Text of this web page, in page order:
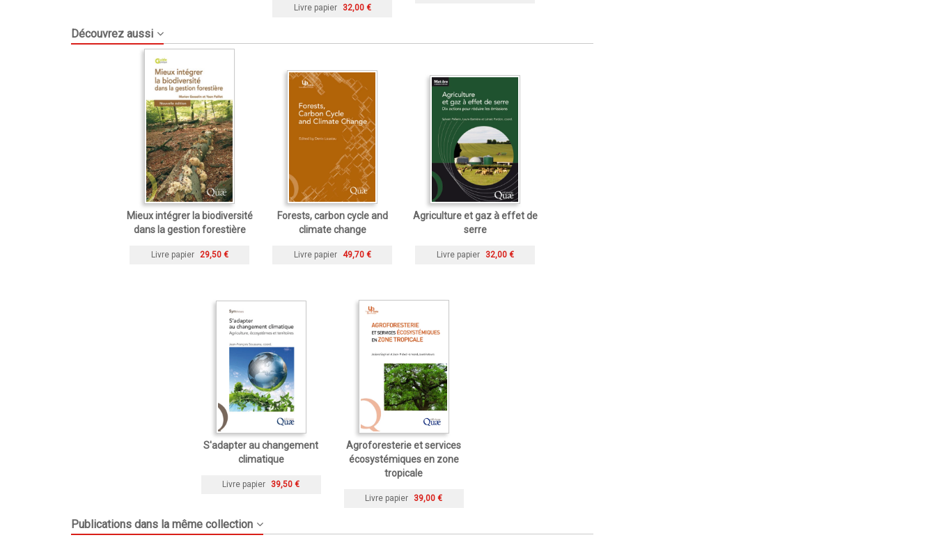
Livre papier 32,00 €
Découvrez aussi
Mieux intégrer la biodiversité
dans la gestion forestière
Livre papier 29,50 €
Forests, carbon cycle and
climate change
Livre papier 49,70 €
Agriculture et gaz à effet de
serre
Livre papier 32,00 €
S'adapter au changement
climatique
Livre papier 39,50 €
Agroforesterie et services
écosystémiques en zone
tropicale
Livre papier 39,00 €
Publications dans la même collection